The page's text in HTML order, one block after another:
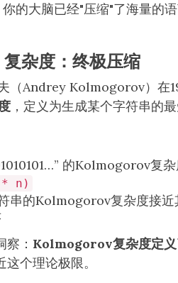
的大脑已经"压缩"了海量的
杂度：终极压缩
（Andrey Kolmogorov）在
，定义为生成某个字符串的最
的Kolmogorov复
n)
串的Kolmogorov复杂度接
： Kolmogorov复杂度定义
个理论极限。